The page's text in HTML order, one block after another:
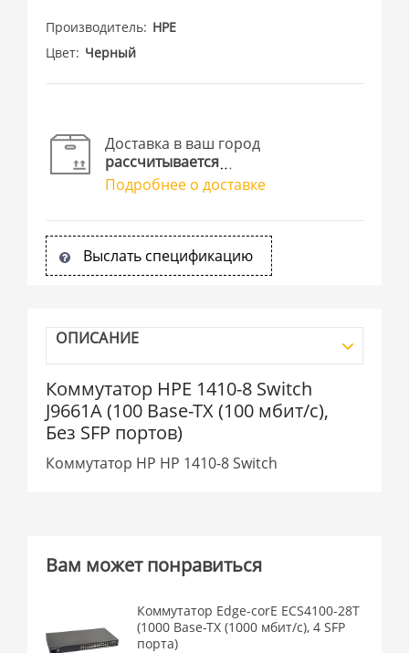
Производитель HPE
Цвет Черный
Доставка в ваш город
рассчитывается
Подробнее о доставке
Выслать спецификацию
ОПИСАНИЕ
Коммутатор HPE 1410-8 Switch
J9661A (100 Base-TX (100 мбит/с),
Без SFP портов)
Коммутатор HP HP 1410-8 Switch
Вам может понравиться
Коммутатор Edge-corE ECS4100-28T
(1000 Base-TX (1000 мбит/с), 4 SFP
порта)